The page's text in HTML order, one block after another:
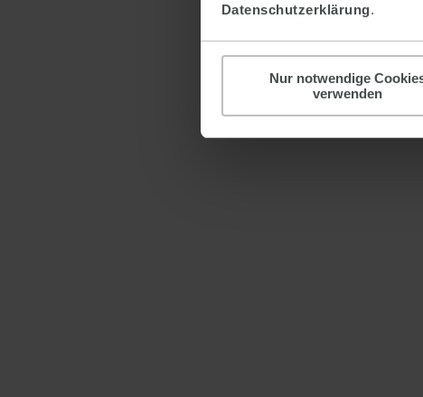
Datenschutzerklärung.
Nur notwendige
verwenden